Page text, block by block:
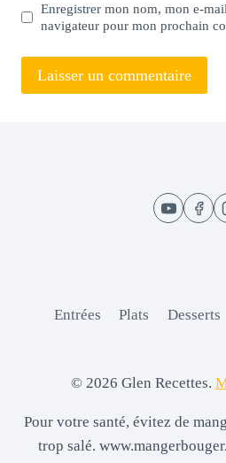
Enregistrer mon nom, mon e-
navigateur pour mon prochain
Entrées Plats Desserts
© 2026 Glen Recettes.
Pour votre santé, évitez de
trop salé.